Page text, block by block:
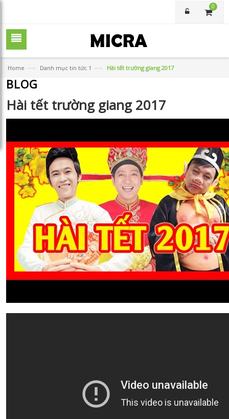
0
Home —› Danh mục tin tức 1 —› Hài tết trường giang 2017
BLOG
Hài tết trường giang 2017